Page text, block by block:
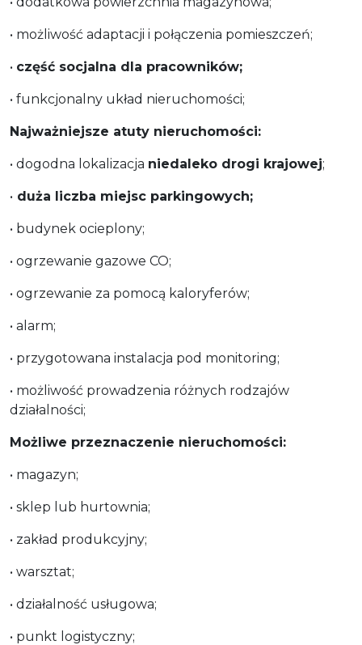
• możliwość adaptacji i połączenia pomieszczeń;
• część socjalna dla pracowników;
• funkcjonalny układ nieruchomości;
Najważniejsze atuty nieruchomości:
• dogodna lokalizacja niedaleko drogi krajowej;
• duża liczba miejsc parkingowych;
• budynek ocieplony;
• ogrzewanie gazowe CO;
• ogrzewanie za pomocą kaloryferów;
• alarm;
• przygotowana instalacja pod monitoring;
• możliwość prowadzenia różnych rodzajów
działalności;
Możliwe przeznaczenie nieruchomości:
• magazyn;
• sklep lub hurtownia;
• zakład produkcyjny;
• warsztat;
• działalność usługowa;
• punkt logistyczny;